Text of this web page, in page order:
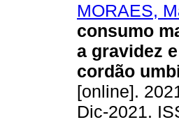
MORAES,
consumo
a gravidez
cordão
[online].
Dic-2021.